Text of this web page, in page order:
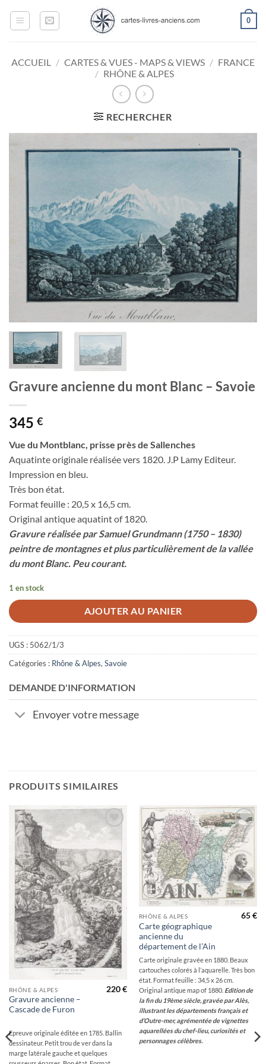
0
ACCUEIL / CARTES & VUES - MAPS & VIEWS / FRANCE
/ RHÔNE & ALPES
RECHERCHER
Ajouter
à la
Gravure ancienne du mont Blanc – Savoie
345 €
Vue du Montblanc, prisse près de Sallenches
Aquatinte originale réalisée vers 1820. J.P Lamy Editeur.
Impression en bleu.
Très bon état.
Format feuille : 20,5 x 16,5 cm.
Original antique aquatint of 1820.
Gravure réalisée par Samuel Grundmann (1750 – 1830)
peintre de montagnes et plus particulièrement de la vallée
du mont Blanc. Peu courant.
1 en stock
AJOUTER AU PANIER
UGS : 5062/1/3
Catégories : Rhône & Alpes, Savoie
DEMANDE D'INFORMATION
Envoyer votre message
PRODUITS SIMILAIRES
Ajouter
wishlist
RHÔNE & ALPES
Gravure ancienne –
Cascade de Furon
220€
Epreuve originale éditée en 1785. Ballin
dessinateur. Petit trou de ver dans la
marge latérale gauche et quelques
Ajouter
à la
wishlist
RHÔNE & ALPES
Carte géographique
ancienne du
département de l’Ain
65€
Carte originale gravée en 1880. Beaux
cartouches colorés à l’aquarelle. Très bon
état. Format feuille : 34,5 x 26 cm.
Original antique map of 1880. Edition de
la fin du 19ème siècle, gravée par Alès,
illustrant les départements français et
d’Outre-mer, agrémentée de vignettes
aquarellées du chef-lieu, curiosités et
personnages célèbres.